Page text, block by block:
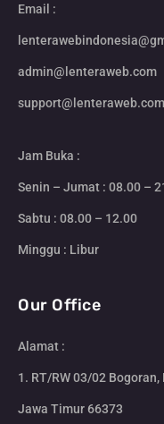
Email :
admin@lenteraweb.com
support@lenteraweb.com
Jam Buka :
Senin – Jumat : 08.00 –
Sabtu : 08.00 – 12.00
Minggu : Libur
Our Office
Alamat :
1. RT/RW 03/02
Jawa Timur 66373